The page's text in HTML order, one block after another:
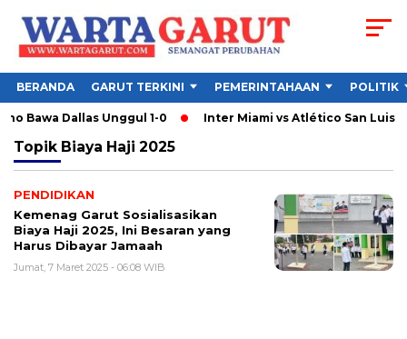
BERANDA GARUT TERKINI PEMERINTAHAAN POLITIK
Bawa Dallas Unggul 1-0 Inter Miami vs Atlético San Luis:
Topik Biaya Haji 2025
PENDIDIKAN
Kemenag Garut Sosialisasikan
Biaya Haji 2025, Ini Besaran yang
Harus Dibayar Jamaah
Jumat, 7 Maret 2025 - 06:08 WIB